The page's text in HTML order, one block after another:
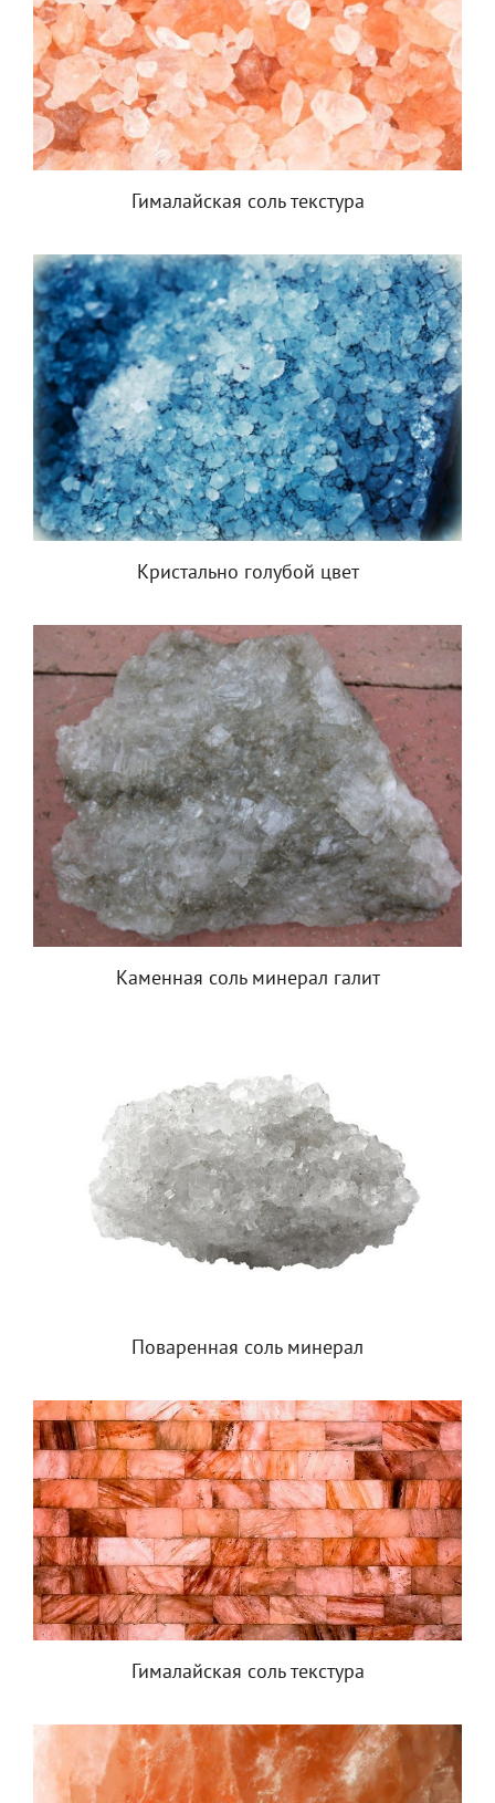
Гималайская соль текстура
Кристально голубой цвет
Каменная соль минерал галит
Поваренная соль минерал
Гималайская соль текстура